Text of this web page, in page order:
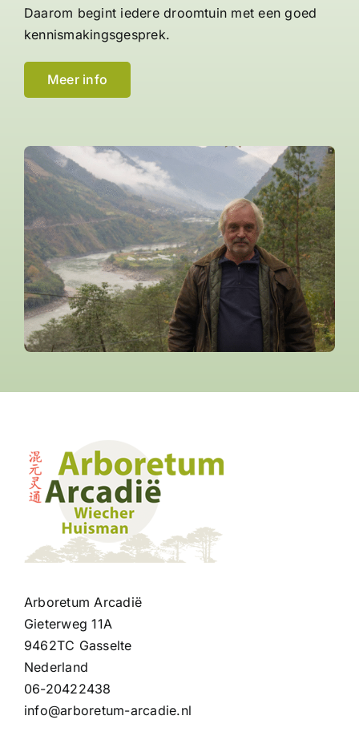
Daarom begint iedere droomtuin met een goed
kennismakingsgesprek.
Meer info
Arboretum Arcadië
Gieterweg 11A
9462TC Gasselte
Nederland
06-20422438
info@arboretum-arcadie.nl